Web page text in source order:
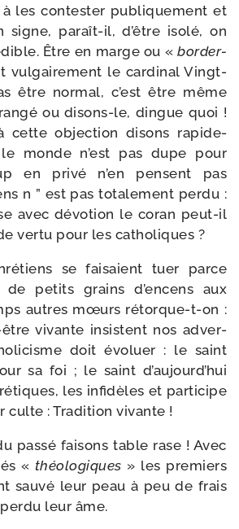
les contes­ter publi­que­ment et
signe, paraît-​il, d’être iso­lé, on
Être en marge ou « bor­der­
vul­gai­re­ment le car­di­nal Vingt-​
être nor­mal, c’est être même
ou disons-​le, dingue quoi !
cette objec­tion disons rapi­de­
monde n’est pas dupe pour
en pri­vé n’en pensent pas
n ” est pas tota­le­ment per­du :
avec dévo­tion le coran peut-​il
ver­tu pour les catholiques ?
se fai­saient tuer parce
de petits grains d’en­cens aux
autres mœurs rétorque-​t-​on :
vivante insistent nos adver­
doit évo­luer : le saint
sa foi ; le saint d’au­jourd’­hui
les infi­dèles et par­ti­cipe
culte : Tradition vivante !
pas­sé fai­sons table rase ! Avec
« théo­lo­giques » les pre­miers
sau­vé leur peau à peu de frais
leur âme.